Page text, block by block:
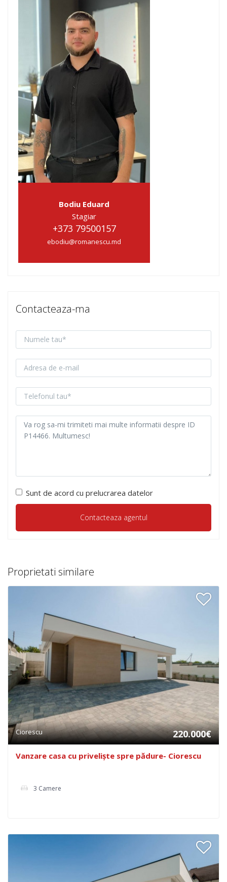
Bodiu Eduard
Stagiar
+373 79500157
ebodiu@romanescu.md
Contacteaza-ma
Sunt de acord cu prelucrarea datelor
Proprietati similare
Ciorescu 220.000€
Vanzare casa cu priveliște spre pădure- Ciorescu
3 Camere